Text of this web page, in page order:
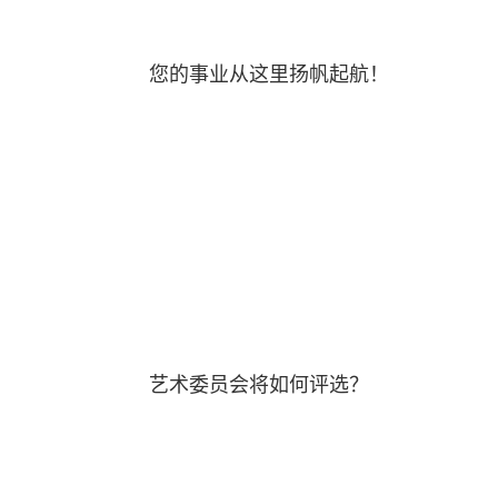
您的事业从这里扬帆起航！
艺术委员会将如何评选？